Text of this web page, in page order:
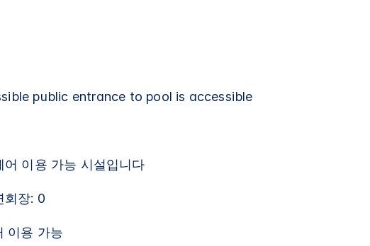
public entrance to pool is accessible
이용 가능 시설입니다​
회장: 0
이용 가능